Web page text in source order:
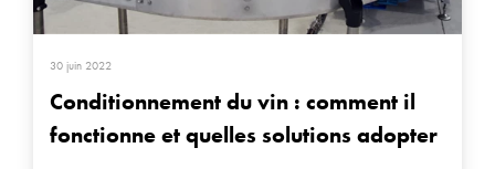
30 juin 2022
Conditionnement du vin : comment il
fonctionne et quelles solutions adopter